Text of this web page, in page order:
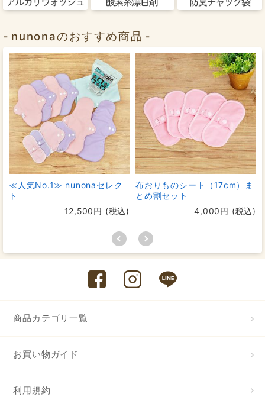
nunonaのおすすめ商品
≪人気No.1≫ nunonaセレク
ト
12,500円 (税込)
布おりものシート（17cm）ま
とめ割セット
4,000円 (税込)
商品カテゴリ一覧
お買い物ガイド
利用規約